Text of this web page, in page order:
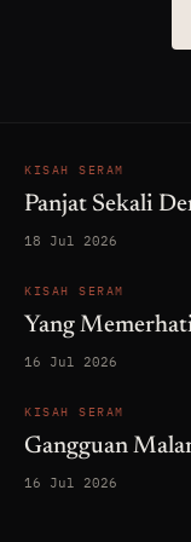
KISAH SERAM
Panjat Sekali
18 Jul 2026
KISAH SERAM
Yang
16 Jul 2026
KISAH SERAM
Gangguan
16 Jul 2026